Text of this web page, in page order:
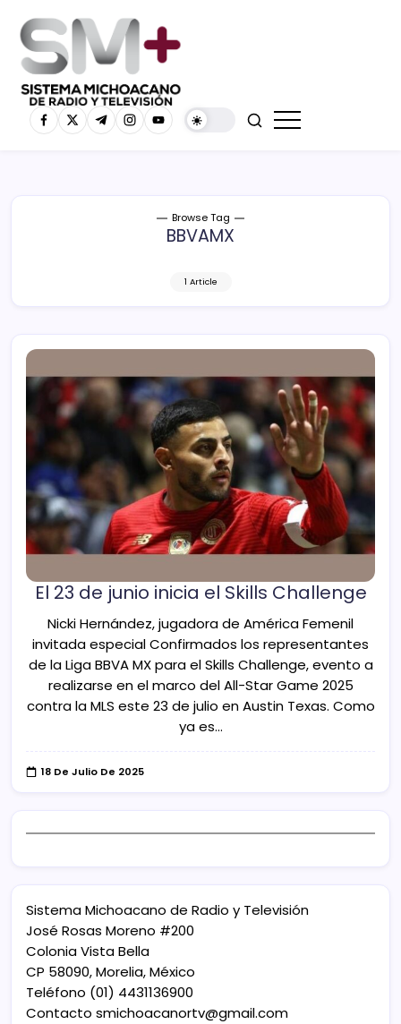
Browse Tag
BBVAMX
1 Article
El 23 de junio inicia el Skills Challenge
Nicki Hernández, jugadora de América Femenil
invitada especial Confirmados los representantes
de la Liga BBVA MX para el Skills Challenge, evento a
realizarse en el marco del All-Star Game 2025
contra la MLS este 23 de julio en Austin Texas. Como
ya es…
18 De Julio De 2025
Sistema Michoacano de Radio y Televisión
José Rosas Moreno #200
Colonia Vista Bella
CP 58090, Morelia, México
Teléfono (01) 4431136900
Contacto smichoacanortv@gmail.com